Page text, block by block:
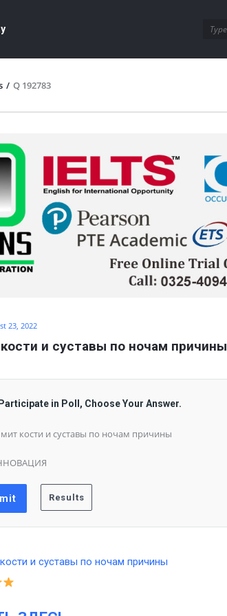
/ Q 192783
23, 2022
и суставы по ночам причины
in Poll, Choose Your Answer.
кости и суставы по ночам причины